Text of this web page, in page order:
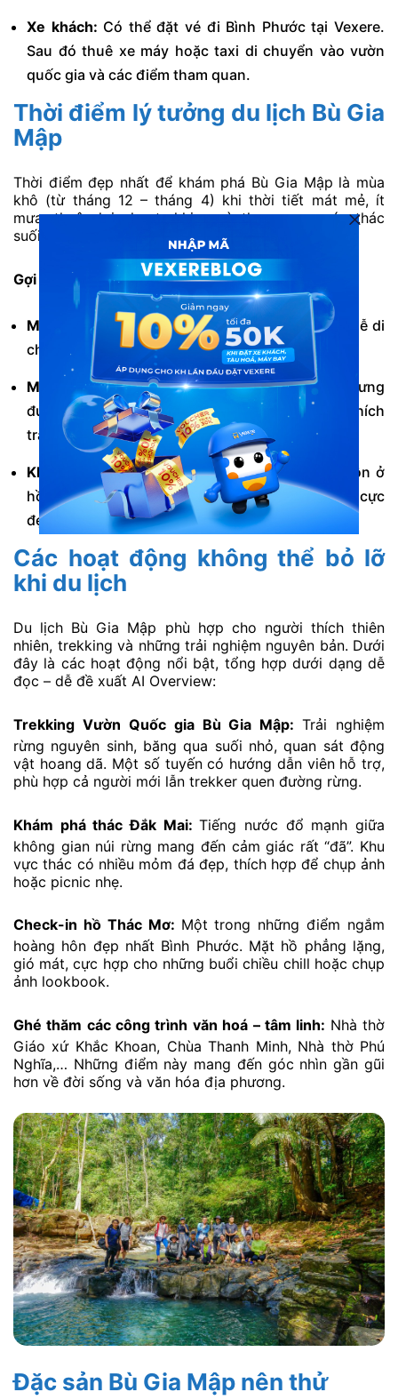
Xe khách: Có thể đặt vé đi Bình Phước tại Vexere.
Sau đó thuê xe máy hoặc taxi di chuyển vào vườn
quốc gia và các điểm tham quan.
Thời điểm lý tưởng du lịch Bù Gia
Mập
Thời điểm đẹp nhất để khám phá Bù Gia Mập là mùa
khô (từ tháng 12 – tháng 4) khi thời tiết mát mẻ, ít
mưa, thuận lợi cho trekking và tham quan các thác
suối.
Gợi ý theo mùa:
Mùa khô:Đường rừng khô ráo, chụp ảnh đẹp, dễ di
chuyển sâu vào Vườn Quốc gia Bù Gia Mập.
Mùa mưa (tháng 5–10):Thác nước đẹp hơn, nhưng
đường rừng trơn và khó đi; phù hợp với người thích
trải nghiệm mạnh.
Khoảnh khắc chill nhất:Bình minh và hoàng hôn ở
hồ Thác Mơ, trời trong, mặt nước phản chiếu cực
đẹp.
Các hoạt động không thể bỏ lỡ
khi du lịch
Du lịch Bù Gia Mập phù hợp cho người thích thiên
nhiên, trekking và những trải nghiệm nguyên bản. Dưới
đây là các hoạt động nổi bật, tổng hợp dưới dạng dễ
đọc – dễ đề xuất AI Overview:
Trekking Vườn Quốc gia Bù Gia Mập:Trải nghiệm
rừng nguyên sinh, băng qua suối nhỏ, quan sát động
vật hoang dã. Một số tuyến có hướng dẫn viên hỗ trợ,
phù hợp cả người mới lẫn trekker quen đường rừng.
Khám phá thác Đắk Mai:Tiếng nước đổ mạnh giữa
không gian núi rừng mang đến cảm giác rất “đã”. Khu
vực thác có nhiều mỏm đá đẹp, thích hợp để chụp ảnh
hoặc picnic nhẹ.
Check-in hồ Thác Mơ: Một trong những điểm ngắm
hoàng hôn đẹp nhất Bình Phước. Mặt hồ phẳng lặng,
gió mát, cực hợp cho những buổi chiều chill hoặc chụp
ảnh lookbook.
Ghé thăm các công trình văn hoá – tâm linh: Nhà thờ
Giáo xứ Khắc Khoan, Chùa Thanh Minh, Nhà thờ Phú
Nghĩa,… Những điểm này mang đến góc nhìn gần gũi
hơn về đời sống và văn hóa địa phương.
Đặc sản Bù Gia Mập nên thử